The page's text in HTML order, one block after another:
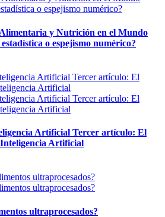
y Nutrición en el Mundo
o espejismo numérico?
Artificial Tercer artículo: El
Artificial
ultraprocesados?